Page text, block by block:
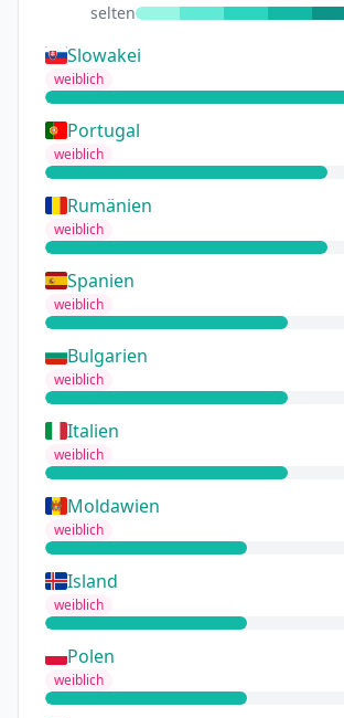
selten
Slowakei
weiblich
Portugal
weiblich
Rumänien
weiblich
Spanien
weiblich
Bulgarien
weiblich
Italien
weiblich
Moldawien
weiblich
Island
weiblich
Polen
weiblich